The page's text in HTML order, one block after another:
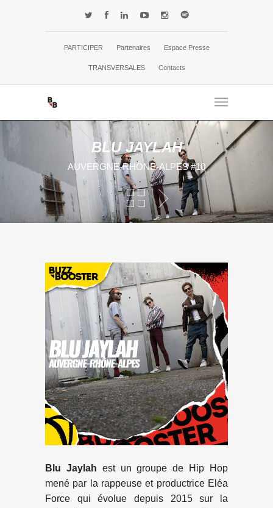
PARTICIPER Partenaires Espace Presse
TRANSVERSALES Contacts
BLU JAYLAH
AUVERGNE-RHÔNE-ALPES #10
Blu Jaylah est un groupe de Hip Hop
mené par la rappeuse et productrice Eléa
Force qui évolue depuis 2015 sur la